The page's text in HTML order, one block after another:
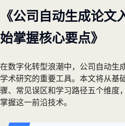
《公司自动生成论文
始掌握核心要点》
在数字化转型浪潮中，公司自动生
学术研究的重要工具。本文将从基
骤、常见误区和学习路径五个维度
掌握这一前沿技术。